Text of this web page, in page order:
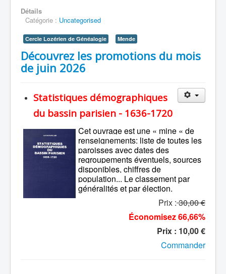
Détails
Catégorie : Uncategorised
Cercle Lozérien de Généalogie Mende
Découvrez les promotions du mois
de juin 2026
Statistiques démographiques
du bassin parisien - 1636-1720
Cet ouvrage est une « mine « de
renseignements: liste de toutes les
paroisses avec dates des
regroupements éventuels, sources
disponibles, chiffres de
population... Le classement par
généralités et par élection.
Prix :30,00 €
Économisez 66,66%
Prix : 10,00 €
Commander